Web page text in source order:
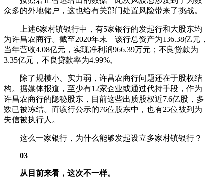
众多的外地储户，这也给有关部门处置风险带来了挑战。
上述6家村镇银行中，有5家银行的发起行和大股东均
为许昌农商行。截至2020年末，该行总资产为136.38亿元，
当年营收4.08亿元，实现净利润966.39万元；不良贷款为
3.35亿元，不良贷款率为4.99%。
除了规模小、实力弱，许昌农商行问题还在于股权结
构。据媒体报道，至少有12家企业或通过代持手段，作为
许昌农商行的隐秘股东，目前这些出质股权近7.6亿股，多
数已被冻结。而该行公示的76位股东中，也有25位被列为
失信被执行人。
这么一家银行，为什么能够发起设立多家村镇银行？
03
从目前来看，这次不一样。